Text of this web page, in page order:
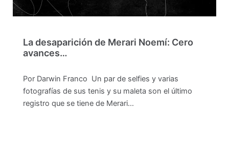
La desaparición de Merari Noemí: Cero
avances…
Por Darwin Franco Un par de selfies y varias
fotografías de sus tenis y su maleta son el último
registro que se tiene de Merari…